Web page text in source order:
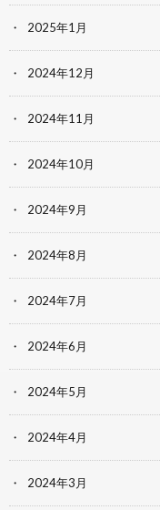
2025年1月
2024年12月
2024年11月
2024年10月
2024年9月
2024年8月
2024年7月
2024年6月
2024年5月
2024年4月
2024年3月